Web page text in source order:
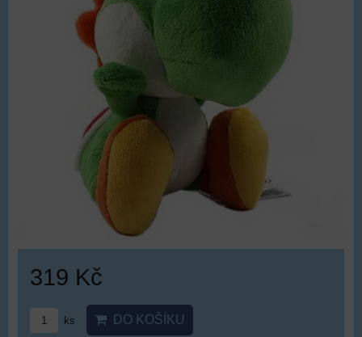
319 Kč
ks DO KOŠÍKU